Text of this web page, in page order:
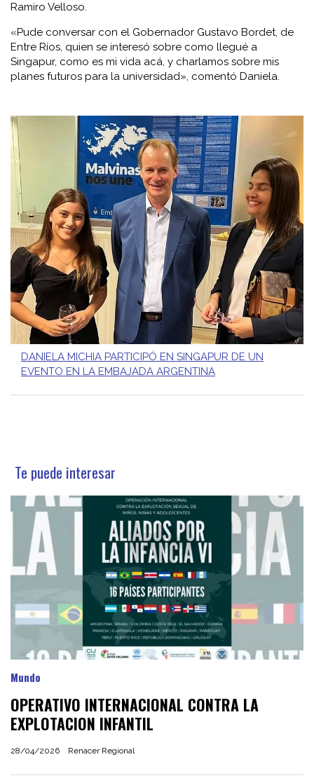
Ramiro Velloso.
«Pude conversar con el Gobernador Gustavo Bordet, de
Entre Ríos, quien se interesó sobre como llegué a
Singapur, como es mi vida acá, y charlamos sobre mis
planes futuros para la universidad», comentó Daniela.
DANIELA MICHIA PARTICIPÓ EN SINGAPUR DE UN
EVENTO EN LA EMBAJADA ARGENTINA
Te puede interesar
OPERATIVO INTERNACIONAL CONTRA LA
EXPLOTACION INFANTIL
Renacer Regional
Mundo
28/04/2026